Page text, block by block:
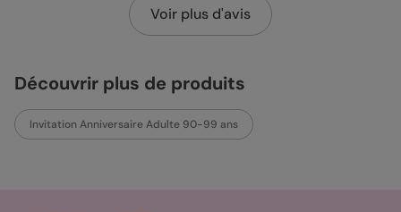
Voir plus d'avis
Découvrir plus de produits
Invitation Anniversaire Adulte 90-99 ans